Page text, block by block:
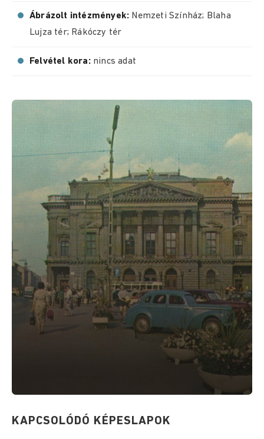
Ábrázolt intézmények: Nemzeti Színház; Blaha
Lujza tér; Rákóczy tér
Felvétel kora: nincs adat
KAPCSOLÓDÓ KÉPESLAPOK